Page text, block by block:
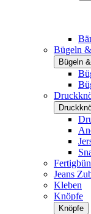
Bügeln
Bügeln
Jeans
Kleben
Knöpfe
Knöpfe